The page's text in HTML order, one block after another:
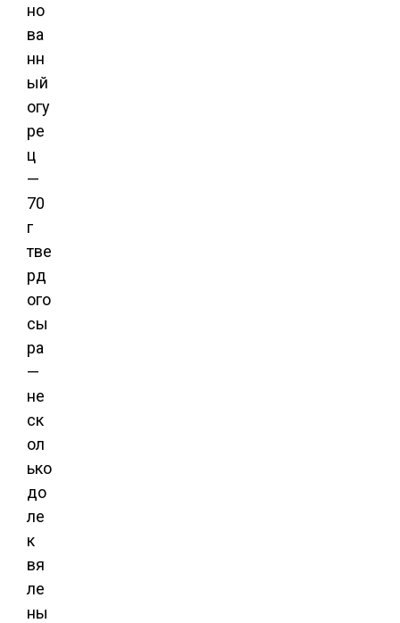
но
ва
нн
ый
огу
ре
ц
—
70
г
тве
рд
ого
сы
ра
—
не
ск
ол
ько
до
ле
к
вя
ле
ны